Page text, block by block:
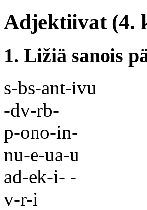
Adjektiivat (4.
1. Ližiä sanois
s-bs-ant-ivu
-dv-rb-
p-ono-in-
nu-e-ua-u
ad-ek-i- -
v-r-i